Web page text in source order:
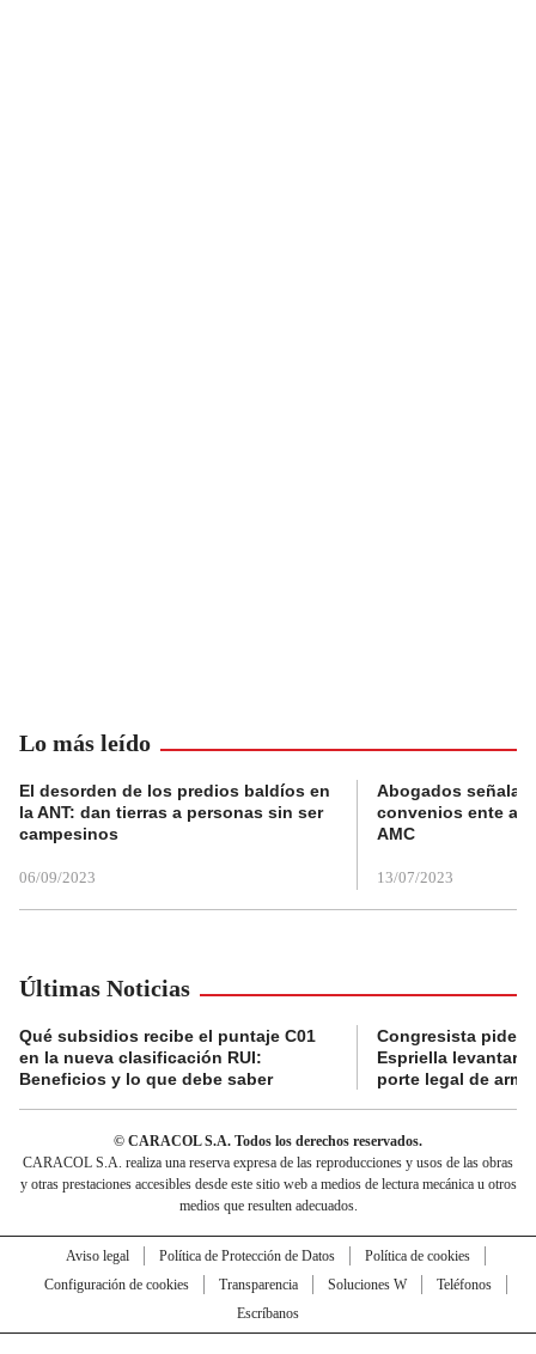
Lo más leído
El desorden de los predios baldíos en
la ANT: dan tierras a personas sin ser
campesinos
06/09/2023
Abogados
convenios ente
AMC
13/07/2023
Últimas Noticias
Qué subsidios recibe el puntaje C01
en la nueva clasificación RUI:
Beneficios y lo que debe saber
Congresista pide a
Espriella levantar
porte legal de
© CARACOL S.A. Todos los derechos reservados.
CARACOL S.A. realiza una reserva expresa de las reproducciones y usos de las obras
y otras prestaciones accesibles desde este sitio web a medios de lectura mecánica u otros
medios que resulten adecuados.
Aviso legal Política de Protección de Datos
Política de cookies
Configuración de cookies
Transparencia Soluciones W
Teléfonos
Escríbanos